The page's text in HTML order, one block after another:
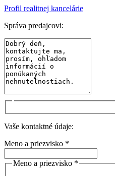
Profil realitnej kancelárie
Správa predajcovi:
Vaše kontaktné údaje:
Meno a priezvisko *
Meno a priezvisko *